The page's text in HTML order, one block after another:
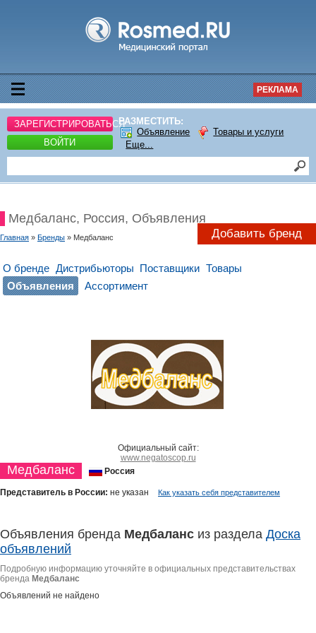
РЕКЛАМА
ЗАРЕГИСТРИРОВАТЬСЯ
ВОЙТИ
РАЗМЕСТИТЬ:
Объявление
Товары и услуги
Еще...
Медбаланс, Россия, Объявления
Главная » Бренды » Медбаланс Добавить бренд
О бренде Дистрибьюторы Поставщики Товары
Объявления
Ассортимент
Официальный сайт:
www.negatoscop.ru
Медбаланс Россия
Представитель в России: не указан Как указать себя представителем
Объявления бренда Медбаланс из раздела Доска
объявлений
Подробную информацию уточняйте в официальных представительствах
бренда Медбаланс
Объявлений не найдено